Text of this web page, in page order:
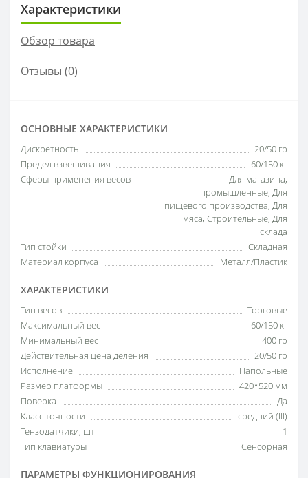
Характеристики
Обзор товара
Отзывы (0)
ОСНОВНЫЕ ХАРАКТЕРИСТИКИ
Дискретность
20/50 гр
Предел взвешивания
60/150 кг
Сферы применения весов
Для магазина,
промышленные, Для
пищевого производства, Для
мяса, Строительные, Для
склада
Тип стойки
Складная
Материал корпуса
Металл/Пластик
ХАРАКТЕРИСТИКИ
Тип весов
Торговые
Максимальный вес
60/150 кг
Минимальный вес
400 гр
Действительная цена деления
20/50 гр
Исполнение
Напольные
Размер платформы
420*520 мм
Поверка
Да
Класс точности
средний (III)
Тензодатчики, шт
1
Тип клавиатуры
Сенсорная
ПАРАМЕТРЫ ФУНКЦИОНИРОВАНИЯ